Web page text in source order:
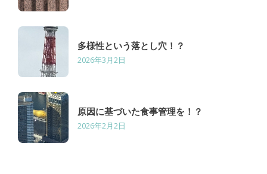
多様性という落とし穴！？
2026年3月2日
原因に基づいた食事管理を！？
2026年2月2日